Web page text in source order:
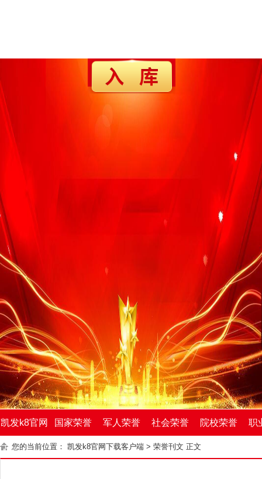
凯发k8官网
下载客户端
国家荣誉 军人荣誉 社会荣誉 院校荣誉 职
您的当前位置： 凯发k8官网下载客户端 > 荣誉刊文 正文